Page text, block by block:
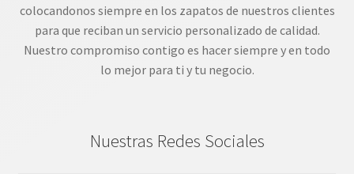
colocandonos siempre en los zapatos de nuestros clientes
para que reciban un servicio personalizado de calidad.
Nuestro compromiso contigo es hacer siempre y en todo
lo mejor para ti y tu negocio.
Nuestras Redes Sociales